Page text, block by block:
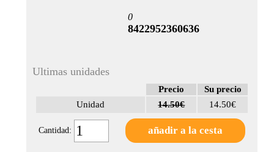
0
8422952360636
Ultimas unidades
Precio
Su precio
Unidad
14.50€ 14.50€
Cantidad: